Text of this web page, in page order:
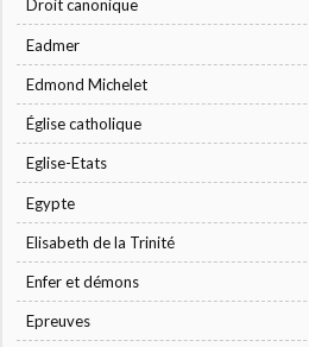
Droit canonique
Eadmer
Edmond Michelet
Église catholique
Eglise-Etats
Egypte
Elisabeth de la Trinité
Enfer et démons
Epreuves